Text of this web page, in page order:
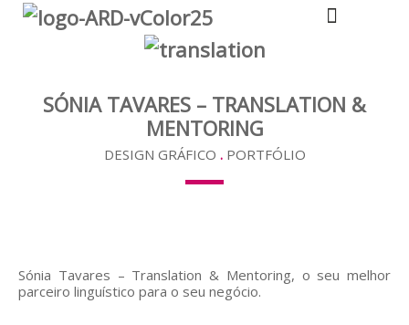
SÓNIA TAVARES – TRANSLATION &
MENTORING
DESIGN GRÁFICO . PORTFÓLIO
Sónia Tavares – Translation & Mentoring, o seu melhor
parceiro linguístico para o seu negócio.